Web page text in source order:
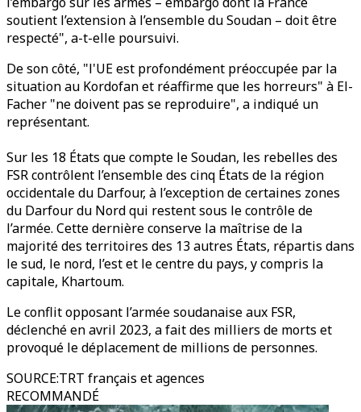
soutient l’extension à l’ensemble du Soudan – doit être
respecté", a-t-elle poursuivi.
De son côté, "l'UE est profondément préoccupée par la
situation au Kordofan et réaffirme que les horreurs" à El-
Facher "ne doivent pas se reproduire", a indiqué un
représentant.
Sur les 18 États que compte le Soudan, les rebelles des
FSR contrôlent l’ensemble des cinq États de la région
occidentale du Darfour, à l’exception de certaines zones
du Darfour du Nord qui restent sous le contrôle de
l’armée. Cette dernière conserve la maîtrise de la
majorité des territoires des 13 autres États, répartis dans
le sud, le nord, l’est et le centre du pays, y compris la
capitale, Khartoum.
Le conflit opposant l’armée soudanaise aux FSR,
déclenché en avril 2023, a fait des milliers de morts et
provoqué le déplacement de millions de personnes.
SOURCE:TRT français et agences
RECOMMANDÉ